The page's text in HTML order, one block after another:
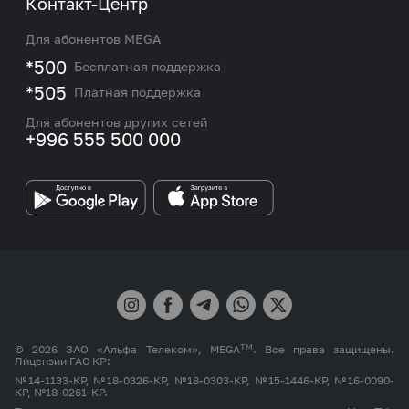
Роуминг и международные звонки
eSIM
Подбор номера
M2M
Контакты сотрудников отдела по работе с
корпоративными и VIP клиентами
Новости
Карта покрытия сети и центров обслуживания
Работа в MEGA
Бренд MEGA
Для абонентов MEGA
*500 Бесплатная поддержка
*505 Платная поддержка
Для абонентов других сетей
+996 555 500 000
© 2026 ЗАО «Альфа Телеком», MEGATM. Все права защищены.
Лицензии ГАС КР:
№14-1133-КР, №18-0326-КР, №18-0303-КР, №15-1446-КР, №16-0090-
КР, №18-0261-КР.